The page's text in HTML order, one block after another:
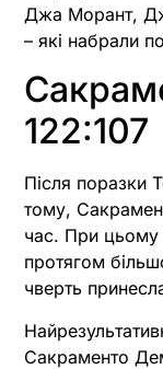
Джа Морант,
– які набрали
122:107
Після поразки
тому,
час. При цьому
протягом
чверть
Сакраменто